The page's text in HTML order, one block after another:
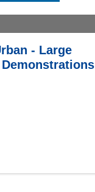
- Large